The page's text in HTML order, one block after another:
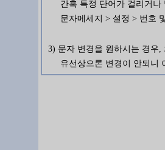
간혹 특정 단어가 걸리거
문자메세지 > 설정 > 번호
3) 문자 변경을 원하시는 경우
유선상으론 변경이 안되니